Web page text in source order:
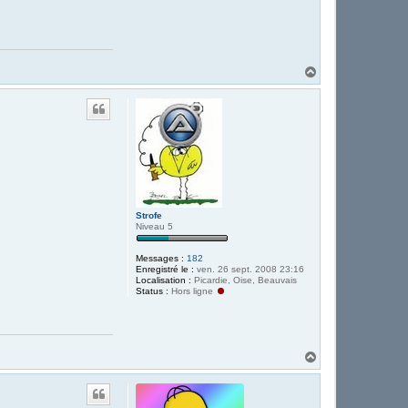
a
Strofe
Niveau 5
Messages : 182
Enregistré le : ven. 26 sept. 2008 23:16
Localisation : Picardie, Oise, Beauvais
Status : Hors ligne
a